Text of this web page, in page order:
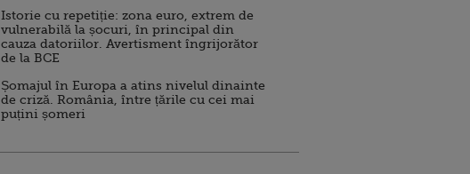
Istorie cu repetiție: zona euro, extrem de
vulnerabilă la șocuri, în principal din
cauza datoriilor. Avertisment îngrijorător
de la BCE
Șomajul în Europa a atins nivelul dinainte
de criză. România, între țările cu cei mai
puțini șomeri